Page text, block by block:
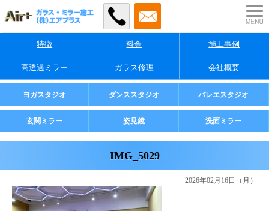
特徴 料金 施工事例
高透過ミラー ガラス修理 会社概要
業者様・店舗様向け
ヨガスタジオ ダンススタジオ バレエスタジオ
ご家庭用
玄関ミラー 姿見鏡 洗面ミラー
IMG_5029
2026年02月16日（月）